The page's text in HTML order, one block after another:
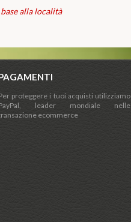
alla località
proteggere i tuoi acquisti utilizziamo
leader mondiale nelle
ecommerce